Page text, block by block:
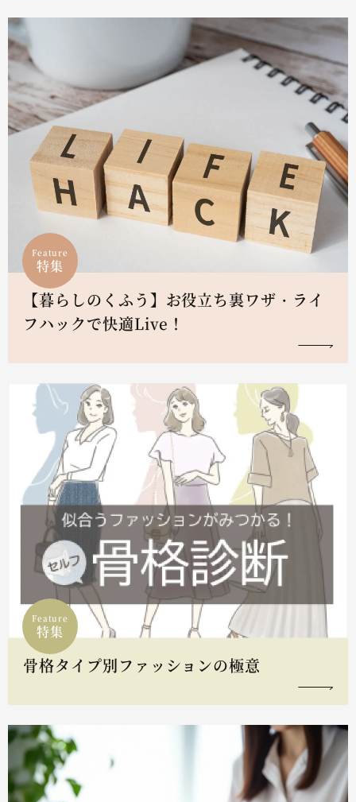
Feature
特集
【暮らしのくふう】お役立ち裏ワザ・ライ
フハックで快適Live！
Feature
特集
骨格タイプ別ファッションの極意